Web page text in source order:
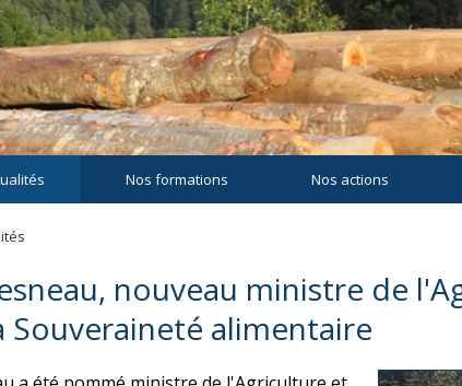
Nos formations Nos actions
nouveau ministre de
Souveraineté alimentaire